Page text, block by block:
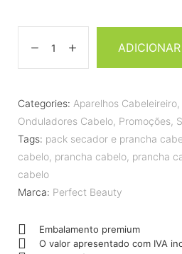
ADICIONAR
Categories: Aparelhos Cabeleireiro,
Onduladores Cabelo, Promoções,
Tags: pack secador e prancha
cabelo, prancha cabelo, prancha
cabelo
Marca: Perfect Beauty
Embalamento premium
O valor apresentado com IVA